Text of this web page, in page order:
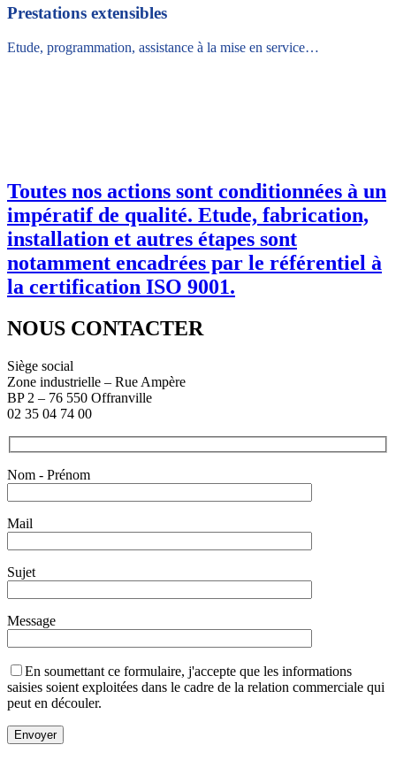
Prestations extensibles
Etude, programmation, assistance à la mise en service…
Toutes nos actions sont conditionnées à un
impératif de qualité. Etude, fabrication,
installation et autres étapes sont
notamment encadrées par le référentiel à
la certification ISO 9001.
NOUS CONTACTER
Siège social
Zone industrielle – Rue Ampère
BP 2 – 76 550 Offranville
02 35 04 74 00
Nom - Prénom
Mail
Sujet
Message
En soumettant ce formulaire, j'accepte que les informations
saisies soient exploitées dans le cadre de la relation commerciale qui
peut en découler.